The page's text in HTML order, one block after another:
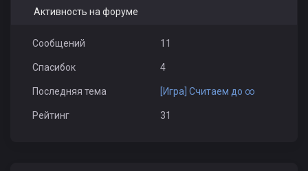
Активность на форуме
Сообщений 11
Спасибок 4
Последняя тема [Игра] Считаем до ∞
Рейтинг 31